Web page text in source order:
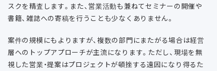
スクを精査します。また、営業活動も兼ねてセミナーの開催や
書籍、雑誌への寄稿を行うことも少なくありません。
案件の規模にもよりますが、複数の部門にまたがる場合は経営
層へのトップアプローチが主流になります。ただし、現場を無
視した営業・提案はプロジェクトが頓挫する遠因になり得るた